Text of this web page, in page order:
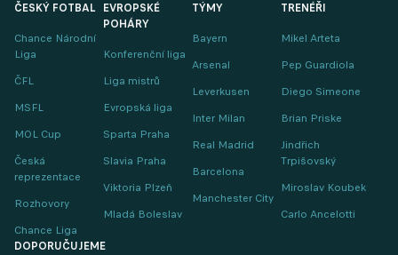
ČESKÝ FOTBAL
Chance Národní
Liga
ČFL
MSFL
MOL Cup
Česká
reprezentace
Rozhovory
Chance Liga
EVROPSKÉ
POHÁRY
Konferenční liga
Liga mistrů
Evropská liga
Sparta Praha
Slavia Praha
Viktoria Plzeň
Mladá Boleslav
TÝMY
Bayern
Arsenal
Leverkusen
Inter Milan
Real Madrid
Barcelona
Manchester City
TRENÉŘI
Mikel Arteta
Pep Guardiola
Diego Simeone
Brian Priske
Jindřich
Trpišovský
Miroslav Koubek
Carlo Ancelotti
DOPORUČUJEME